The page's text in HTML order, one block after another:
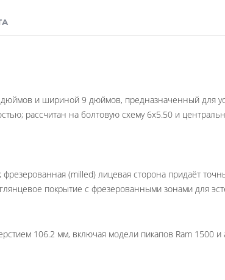
и шириной 9 дюймов, предназначенный для
рассчитан на болтовую схему 6x5.50 и
(milled) лицевая сторона придаёт
покрытие с фрезерованными зонами для
106.2 мм, включая модели пикапов Ram 1500 и